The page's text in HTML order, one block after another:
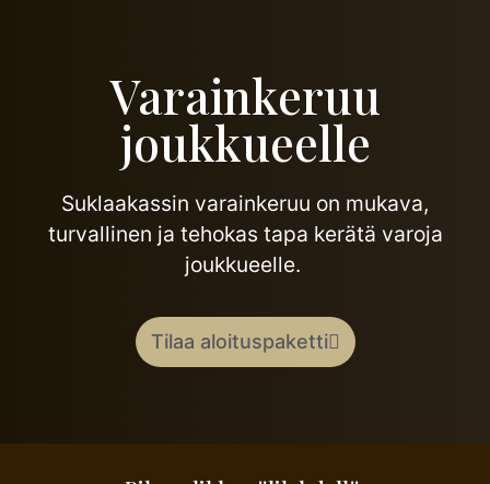
Varainkeruu
joukkueelle
Suklaakassin varainkeruu on mukava,
turvallinen ja tehokas tapa kerätä varoja
joukkueelle.
Tilaa aloituspaketti